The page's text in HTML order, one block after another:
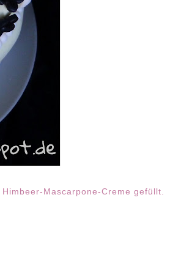
Mascarpone-Creme gefüllt.